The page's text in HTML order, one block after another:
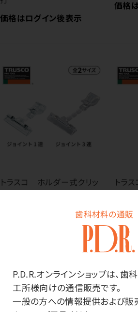
歯科材料の通販
P.D.R.オンラインショップは、歯
工所様向けの通信販売です。
一般の方への情報提供および販
価格はログイン後表示
価格
トラスコ ホルダー式クリッ
価格はログイン後表示
トラ
価格